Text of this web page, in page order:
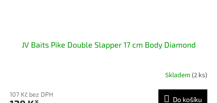
JV Baits Pike Double Slapper 17 cm Body Diamond
Skladem (2 ks)
107 Kč bez DPH
Do košíku